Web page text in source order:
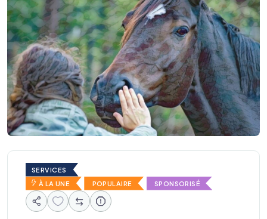
SERVICES
À LA UNE
POPULAIRE SPONSORISÉ